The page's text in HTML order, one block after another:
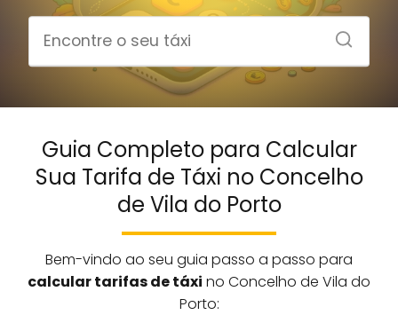
Guia Completo para Calcular
Sua Tarifa de Táxi no Concelho
de Vila do Porto
Bem-vindo ao seu guia passo a passo para
calcular tarifas de táxi no Concelho de Vila do
Porto: